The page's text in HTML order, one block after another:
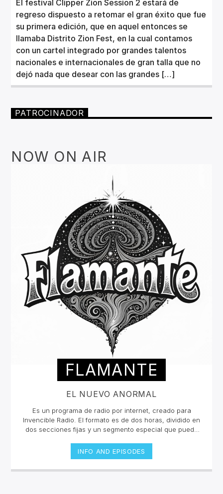
El festival Clipper Zion Session 2 estará de
regreso dispuesto a retomar el gran éxito que fue
su primera edición, que en aquel entonces se
llamaba Distrito Zion Fest, en la cual contamos
con un cartel integrado por grandes talentos
nacionales e internacionales de gran talla que no
dejó nada que desear con las grandes […]
PATROCINADOR
NOW ON AIR
FLAMANTE
EL NUEVO ANORMAL
Es un programa de radio por internet, creado para
Invencible Radio. El formato es de dos horas, dividido en
dos secciones fijas y un segmento especial que puede
neopsicodélica mundial, Flamante presenta nuevas
exploraciones musicales (poco convencionales y
audaces) de la escena underground, sin dejar de lado
INFO AND EPISODES